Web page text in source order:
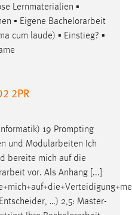
Lernmaterialien ▪
▪ Eigene Bachelorarbeit
cum laude) ▪ Einstieg? ▪
2PR
Informatik) 19 Prompting
und Modularbeiten Ich
bereite mich auf die
vor. Als Anhang [...]
…) 2,5: Master-
sich an der Website
anonym.
uns zu verstehen, wie
nutzen.